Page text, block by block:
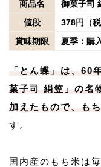
商品名
御菓子司
値段
378円（税
賞味期限
夏季：購
「とん蝶」は、60
菓子司 絹笠」の名
加えたもので、も
す。
国内産のもち米は